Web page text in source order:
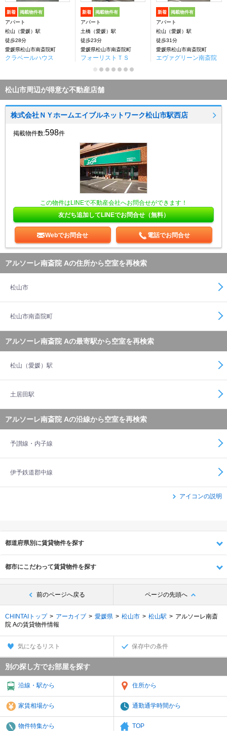
新着 掲載物件有
アパート
松山（愛媛）駅
徒歩28分
愛媛県松山市南斎院町
クラベールハウス
新着 掲載物件有
アパート
土橋（愛媛）駅
徒歩23分
愛媛県松山市南斎院町
フォーリストＴＳ
新着 掲載物件有
アパート
松山（愛媛）駅
徒歩31分
愛媛県松山市南斎院町
エヴァグリーン南斎院
松山市周辺が得意な不動産店舗
株式会社ＮＹホームエイブルネットワーク松山市駅西店
掲載物件数:598件
この物件はLINEで不動産会社へお問合せができます！
友だち追加してLINEでお問合せ（無料）
Webでお問合せ 電話でお問合せ
アルソーレ南斎院 Aの住所から空室を再検索
松山市
松山市南斎院町
アルソーレ南斎院 Aの最寄駅から空室を再検索
松山（愛媛）駅
土居田駅
アルソーレ南斎院 Aの沿線から空室を再検索
予讃線・内子線
伊予鉄道郡中線
アイコンの説明
都道府県別に賃貸物件を探す
都市にこだわって賃貸物件を探す
前のページへ戻る ページの先頭へ
CHINTAIトップ アーカイブ 愛媛県 松山市 松山駅
アルソーレ南斎
院 Aの賃貸物件情報
気になるリスト 保存中の条件
別の探し方でお部屋を探す
沿線・駅から 住所から
家賃相場から 通勤通学時間から
物件特集から TOP